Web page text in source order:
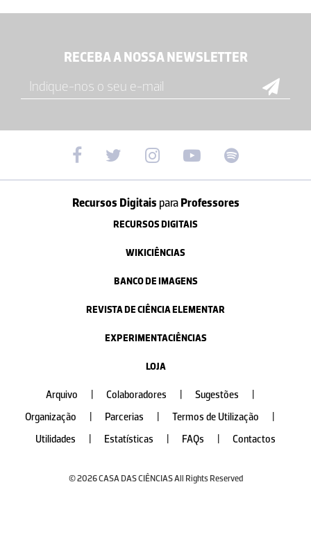
RECEBA A NOSSA NEWSLETTER
Recursos Digitais paraProfessores
RECURSOS DIGITAIS
WIKICIÊNCIAS
BANCO DE IMAGENS
REVISTA DE CIÊNCIA ELEMENTAR
EXPERIMENTACIÊNCIAS
LOJA
Arquivo Colaboradores Sugestões
Organização
Parcerias Termos de Utilização
Utilidades
Estatísticas FAQs Contactos
© 2026 CASA DAS CIÊNCIAS All Rights Reserved